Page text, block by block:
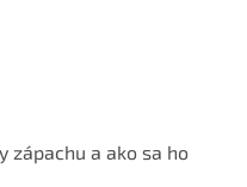
zápachu a ako sa ho